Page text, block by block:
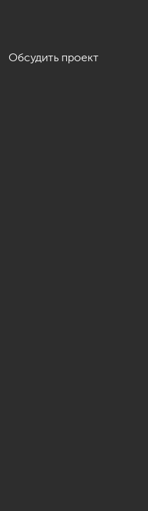
Обсудить проект